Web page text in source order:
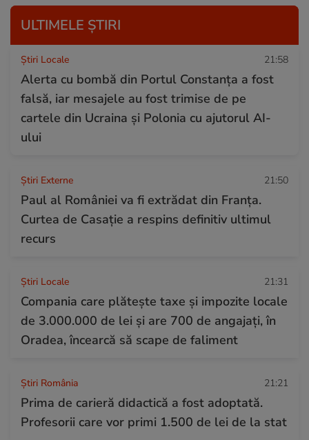
ULTIMELE ȘTIRI
Știri Locale 21:58
Alerta cu bombă din Portul Constanța a fost
falsă, iar mesajele au fost trimise de pe
cartele din Ucraina și Polonia cu ajutorul AI-
ului
Știri Externe 21:50
Paul al României va fi extrădat din Franța.
Curtea de Casație a respins definitiv ultimul
recurs
Știri Locale 21:31
Compania care plătește taxe și impozite locale
de 3.000.000 de lei și are 700 de angajați, în
Oradea, încearcă să scape de faliment
Știri România 21:21
Prima de carieră didactică a fost adoptată.
Profesorii care vor primi 1.500 de lei de la stat